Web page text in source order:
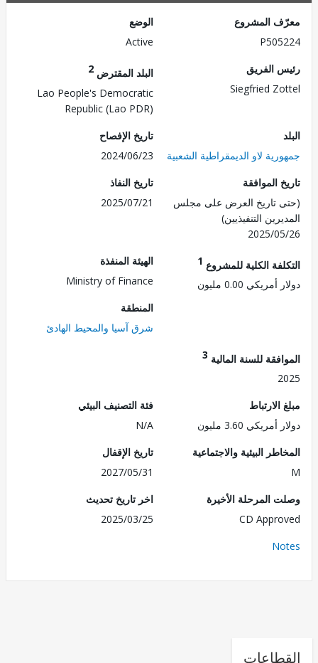
المشروع
الفريق
Siegfried
البلد المقترض
Lao People's Democratic
Republic (Lao PDR)
لاو الديمقراطية الشعبية
تاريخ الإفصاح
2024/06/23
الموافقة
تاريخ العرض على مجلس
التنفيذيين)
2025/
تاريخ النفاذ
2025/07/21
الكلية للمشروع1
0.00 مليون
الهيئة المنفذة
Ministry of Finance
شرق آسيا والمحيط الهادئ
للسنة المالية3
3.60 مليون
فئة التصنيف البيئي
البيئية والاجتماعية
تاريخ الإقفال
2027/05/31
المرحلة الأخيرة
CD
اخر تاريخ تحديث
2025/03/25